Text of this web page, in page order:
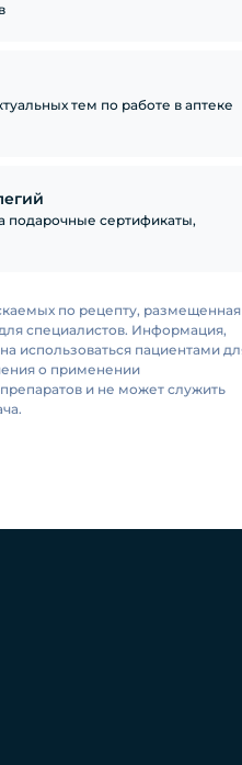
тем по работе в аптеке
подарочные сертификаты,
по рецепту, размещенная
специалистов. Информация,
использоваться пациентами
о применении
и не может служить